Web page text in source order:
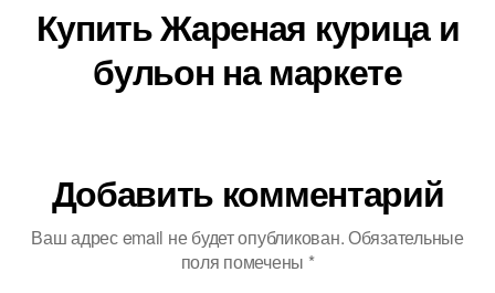
Купить Жареная курица и
бульон на маркете
Добавить комментарий
Ваш адрес email не будет опубликован.Обязательные
поля помечены *